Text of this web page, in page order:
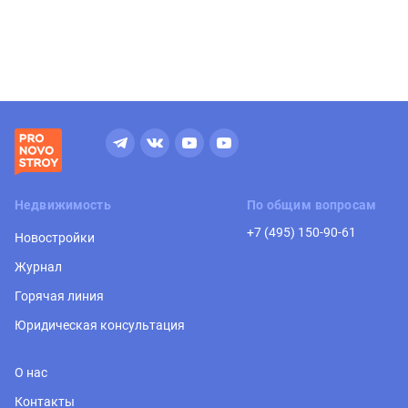
Недвижимость
Новостройки
Журнал
Горячая линия
Юридическая консультация
По общим вопросам
+7 (495) 150-90-61
О нас
Контакты